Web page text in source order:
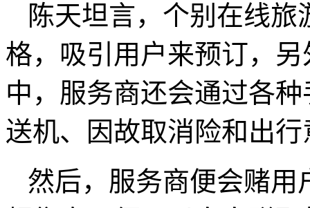
陈天坦言，个别在线
格，吸引用户来预订，
中，服务商还会通过各
送机、因故取消险和出
然后，服务商便会赌用